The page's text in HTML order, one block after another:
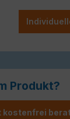
Produkt?
kostenfrei